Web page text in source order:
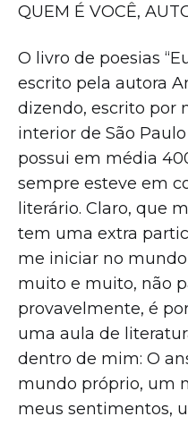
QUEM É VOCÊ,
O livro de poesias
escrito pela autora
dizendo, escrito por
interior de São
possui em média
sempre esteve em
literário. Claro, que
tem uma extra
me iniciar no
muito e muito, não
provavelmente, é
uma aula de
dentro de mim: O
mundo próprio, um
meus sentimentos,